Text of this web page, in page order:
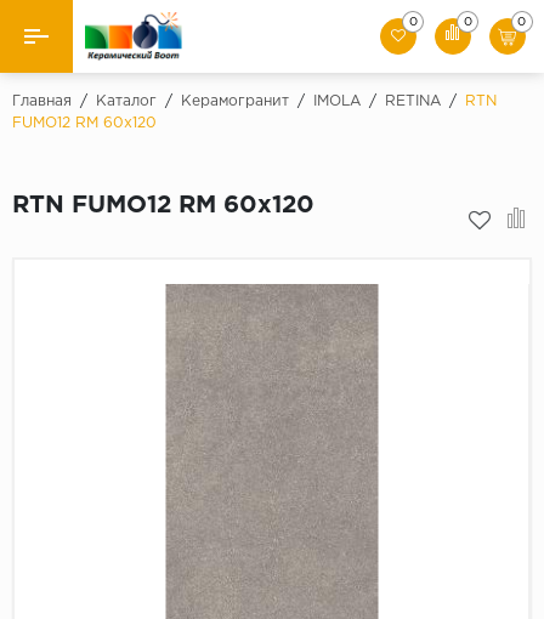
Назад
Керамическая плитка
Искусственный камень
0 0 0
Главная / Каталог / Керамогранит / IMOLA / RETINA /
RTN
FUMO12 RM 60x120
RTN FUMO12 RM 60x120